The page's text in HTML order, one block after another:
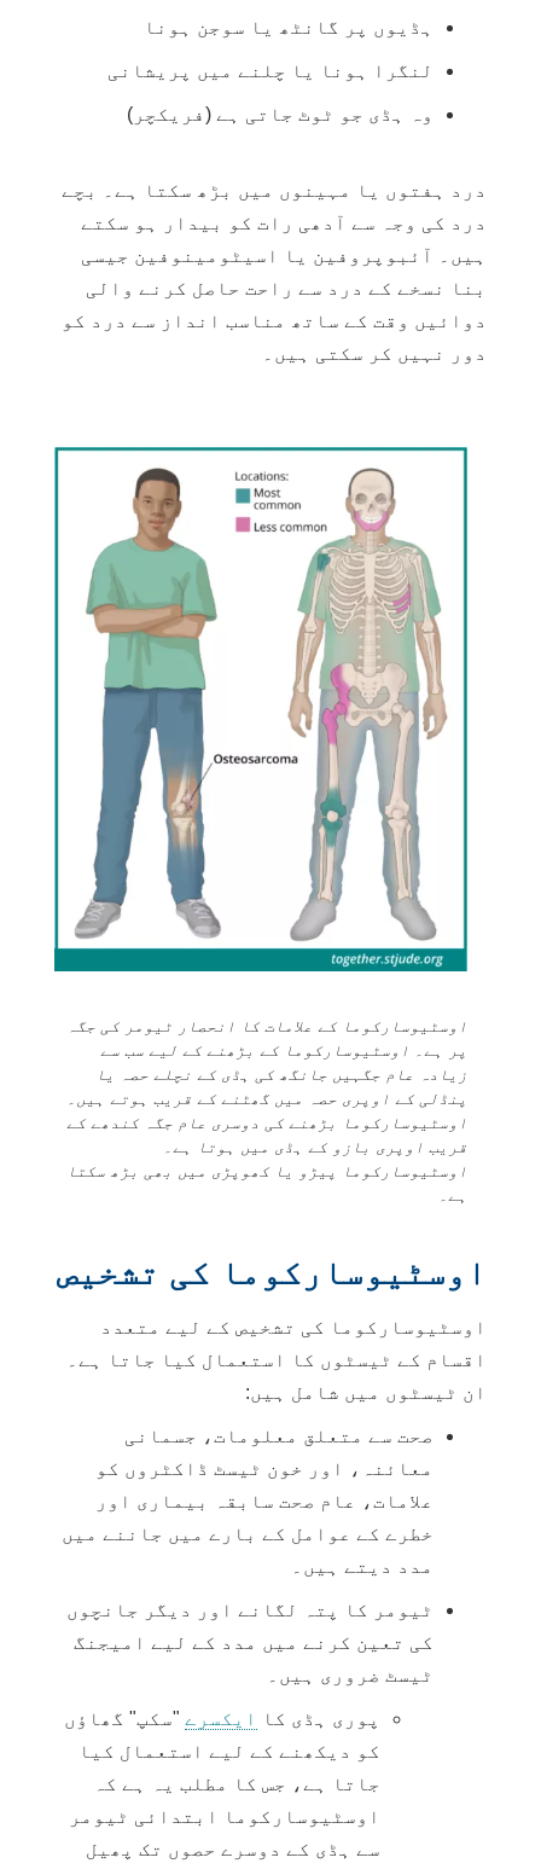
ہڈیوں پر گانٹھ یا سوجن ہونا
لنگرا ہونا یا چلنے میں پریشانی
وہ ہڈی جو ٹوٹ جاتی ہے (فریکچر)
درد ہفتوں یا مہینوں میں بڑھ سکتا ہے۔ بچے
درد کی وجہ سے آدھی رات کو بیدار ہو سکتے
ہیں۔ آئبوپروفین یا اسیٹومینوفین جیسی
بنا نسخے کے درد سے راحت حاصل کرنے والی
دوائيں وقت کے ساتھ مناسب انداز سے درد کو
دور نہیں کر سکتی ہیں۔
اوسٹیوسارکوما کے علامات کا انحصار ٹیومر کی جگہ
پر ہے۔ اوسٹیوسارکوما کے بڑھنے کے لیے سب سے
زیادہ عام جگہیں جانگھ کی ہڈی کے نچلے حصہ یا
پنڈلی کے اوپری حصہ میں گھٹنے کے قریب ہوتے ہیں۔
اوسٹیوسارکوما بڑھنے کی دوسری عام جگہ کندھے کے
قریب اوپری بازو کے ہڈی میں ہوتا ہے۔
اوسٹیوسارکوما پیڑو یا کھوپڑی میں بھی بڑھ سکتا
ہے۔
اوسٹیوسارکوما کی تشخیص
اوسٹیوسارکوما کی تشخیص کے لیے متعدد
اقسام کے ٹیسٹوں کا استعمال کیا جاتا ہے۔
ان ٹیسٹوں میں شامل ہیں:
صحت سے متعلق معلومات، جسمانی
معائنہ، اور خون ٹیسٹ ڈاکٹروں کو
علامات، عام صحت سابقہ بیماری اور
خطرے کے عوامل کے بارے میں جاننے میں
مدد دیتے ہیں۔
ٹیومر کا پتہ لگانے اور دیگر جانچوں
کی تعین کرنے میں مدد کے لیے امیجنگ
ٹیسٹ ضروری ہیں۔
پوری ہڈی کا ایکسرے "سکپ" گھاؤں
کو دیکھنے کے لیے استعمال کیا
جاتا ہے، جس کا مطلب یہ ہے کہ
اوسٹیوسارکوما ابتدائی ٹیومر
سے ہڈی کے دوسرے حصوں تک پھیل